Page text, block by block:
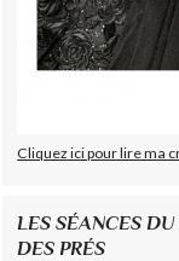
Cliquez ici pour lire ma
LES SÉANCES
DES PRÉS